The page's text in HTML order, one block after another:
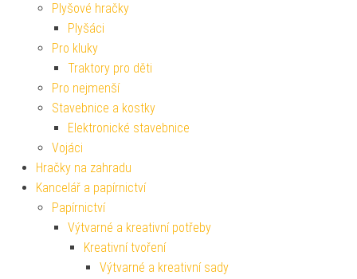
Plyšové hračky
Plyšáci
Pro kluky
Traktory pro děti
Pro nejmenší
Stavebnice a kostky
Elektronické stavebnice
Vojáci
Hračky na zahradu
Kancelář a papírnictví
Papírnictví
Výtvarné a kreativní potřeby
Kreativní tvoření
Výtvarné a kreativní sady